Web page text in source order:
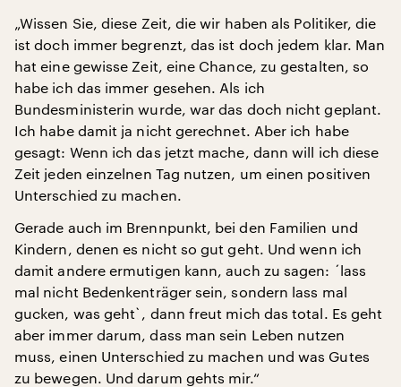
„Wissen Sie, diese Zeit, die wir haben als Politiker, die
ist doch immer begrenzt, das ist doch jedem klar. Man
hat eine gewisse Zeit, eine Chance, zu gestalten, so
habe ich das immer gesehen. Als ich
Bundesministerin wurde, war das doch nicht geplant.
Ich habe damit ja nicht gerechnet. Aber ich habe
gesagt: Wenn ich das jetzt mache, dann will ich diese
Zeit jeden einzelnen Tag nutzen, um einen positiven
Unterschied zu machen.
Gerade auch im Brennpunkt, bei den Familien und
Kindern, denen es nicht so gut geht. Und wenn ich
damit andere ermutigen kann, auch zu sagen: ´lass
mal nicht Bedenkenträger sein, sondern lass mal
gucken, was geht`, dann freut mich das total. Es geht
aber immer darum, dass man sein Leben nutzen
muss, einen Unterschied zu machen und was Gutes
zu bewegen. Und darum gehts mir.“